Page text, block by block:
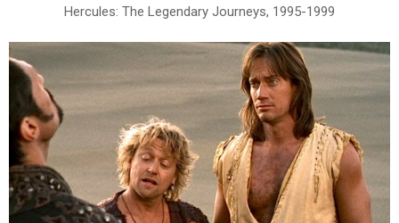
Hercules: The Legendary Journeys, 1995-1999